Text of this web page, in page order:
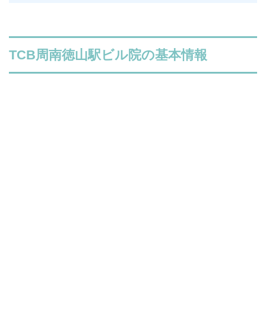
TCB周南徳山駅ビル院の基本情報